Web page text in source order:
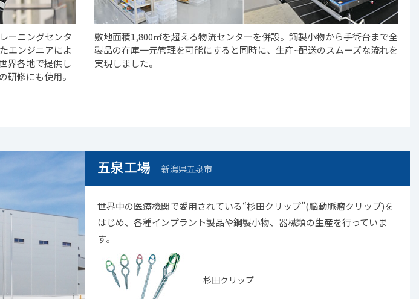
ーニングセンタ
エンジニアによ
界各地で提供し
研修にも使用。
敷地面積1,800㎡を超える物流センターを併設。鋼製小物から手術台まで全
製品の在庫一元管理を可能にすると同時に、生産~配送のスムーズな流れを
実現しました。
五泉工場 新潟県五泉市
世界中の医療機関で愛用されている“杉田クリップ”(脳動脈瘤クリップ)を
はじめ、各種インプラント製品や鋼製小物、器械類の生産を行っていま
す。
杉田クリップ